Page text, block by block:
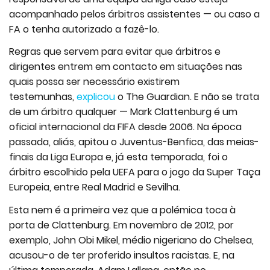
acompanhado pelos árbitros assistentes — ou caso a
FA o tenha autorizado a fazê-lo.
Regras que servem para evitar que árbitros e
dirigentes entrem em contacto em situações nas
quais possa ser necessário existirem
testemunhas,explicouo The Guardian. E não se trata
de um árbitro qualquer — Mark Clattenburg é um
oficial internacional da FIFA desde 2006. Na época
passada, aliás, apitou o Juventus-Benfica, das meias-
finais da Liga Europa e, já esta temporada, foi o
árbitro escolhido pela UEFA para o jogo da Super Taça
Europeia, entre Real Madrid e Sevilha.
Esta nem é a primeira vez que a polémica toca à
porta de Clattenburg. Em novembro de 2012, por
exemplo, John Obi Mikel, médio nigeriano do Chelsea,
acusou-o de ter proferido insultos racistas. E, na